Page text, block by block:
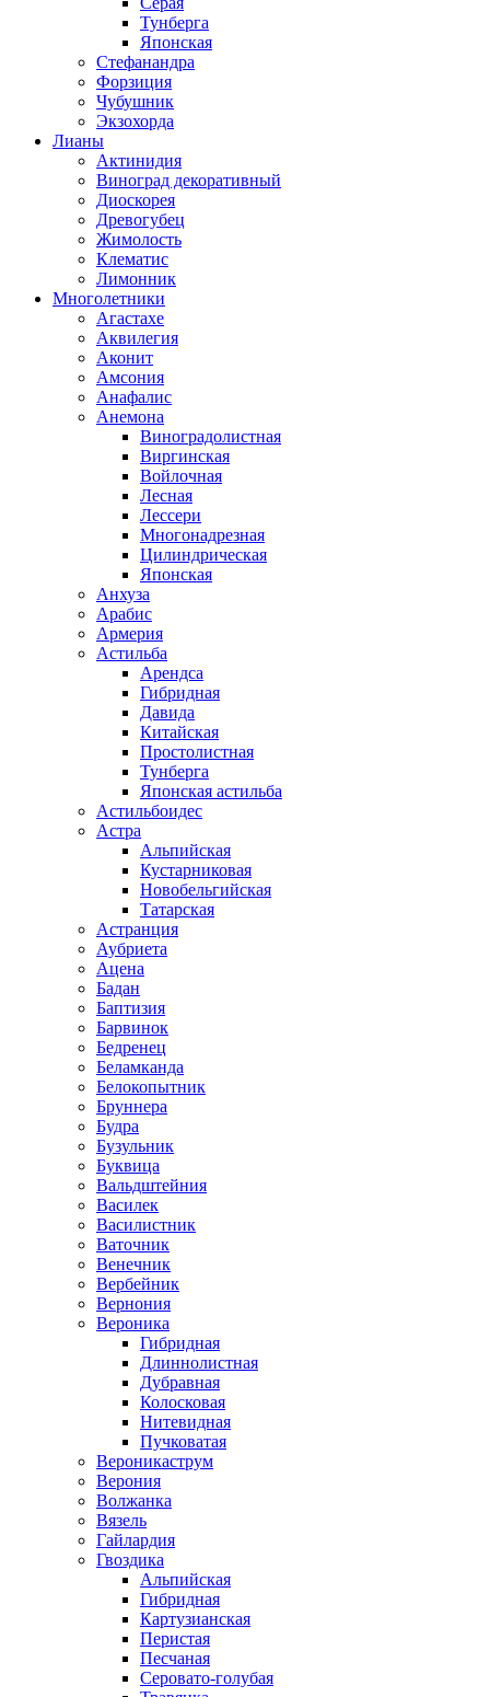
Тунберга
Японская
Стефанандра
Форзиция
Чубушник
Экзохорда
Лианы
Актинидия
Виноград декоративный
Диоскорея
Древогубец
Жимолость
Клематис
Лимонник
Многолетники
Агастахе
Аквилегия
Аконит
Амсония
Анафалис
Анемона
Виноградолистная
Виргинская
Войлочная
Лесная
Лессери
Многонадрезная
Цилиндрическая
Японская
Анхуза
Арабис
Армерия
Астильба
Арендса
Гибридная
Давида
Китайская
Простолистная
Тунберга
Японская астильба
Астильбоидес
Астра
Альпийская
Кустарниковая
Новобельгийская
Татарская
Астранция
Аубриета
Ацена
Бадан
Баптизия
Барвинок
Бедренец
Беламканда
Белокопытник
Бруннера
Будра
Бузульник
Буквица
Вальдштейния
Василек
Василистник
Ваточник
Венечник
Вербейник
Вернония
Вероника
Гибридная
Длиннолистная
Дубравная
Колосковая
Нитевидная
Пучковатая
Вероникаструм
Верония
Волжанка
Вязель
Гайлардия
Гвоздика
Альпийская
Гибридная
Картузианская
Перистая
Песчаная
Серовато-голубая